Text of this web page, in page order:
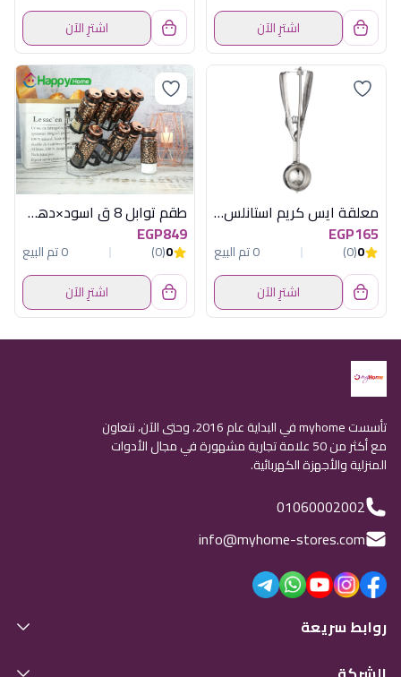
اشترِ الآن
اشترِ الآن
معلقة ايس كريم استانلس 5سم ميتاليتكس
EGP165
0
(0)
0 تم البيع
اشترِ الآن
طقم توابل 8 ق اسود×دهبى باستاند هابى هوم
EGP849
0
(0)
0 تم البيع
اشترِ الآن
تأسست myhome في البداية عام 2016، وحتى الآن، نتعاون
مع أكثر من 50 علامة تجارية مشهورة في مجال الأدوات
المنزلية والأجهزة الكهربائية.
01060002002
info@myhome-stores.com
روابط سريعة